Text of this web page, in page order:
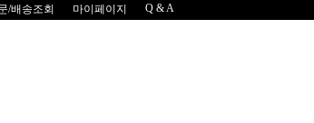
/배송조회 마이페이지 Q & A